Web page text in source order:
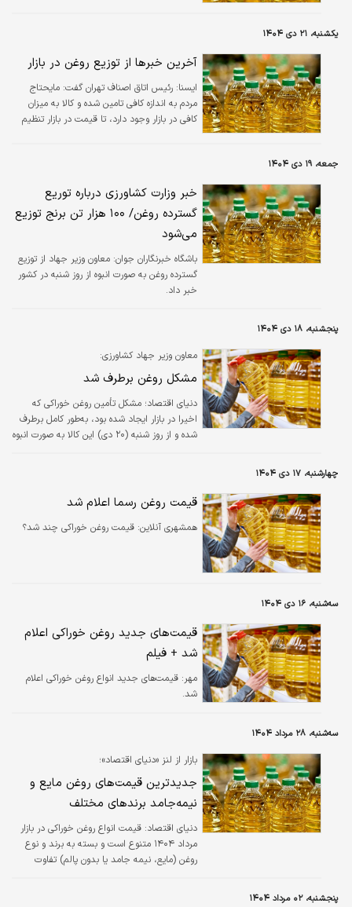
یکشنبه، ۲۱ دی ۱۴۰۴
آخرین خبرها از توزیع روغن در بازار
ايسنا: رئیس اتاق اصناف تهران گفت: مایحتاج
مردم به اندازه کافی تامین شده و کالا به میزان
کافی در بازار وجود دارد، تا قیمت در بازار تنظیم
جمعه، ۱۹ دی ۱۴۰۴
خبر وزارت کشاورزی درباره توریع
گسترده روغن/ ۱۰۰ هزار تن برنج توزیع
می‌شود
باشگاه خبرنگاران جوان: معاون وزیر جهاد از توزیع
گسترده روغن به صورت انبوه از روز شنبه در کشور
خبر داد.
پنجشنبه، ۱۸ دی ۱۴۰۴
معاون وزیر جهاد کشاورزی:
مشکل روغن برطرف شد
دنیای اقتصاد؛ مشکل تأمین روغن خوراکی که
اخیرا در بازار ایجاد شده بود، به‌طور کامل برطرف
شده و از روز شنبه (۲۰ دی) این کالا به صورت انبوه
چهارشنبه، ۱۷ دی ۱۴۰۴
قیمت روغن رسما اعلام شد
همشهری آنلاین: قیمت روغن خوراکی چند شد؟
سه‌شنبه، ۱۶ دی ۱۴۰۴
قیمت‌های جدید روغن خوراکی اعلام
شد + فیلم
مهر: قیمت‌های جدید انواع روغن خوراکی اعلام
شد.
سه‌شنبه، ۲۸ مرداد ۱۴۰۴
بازار از لنز «دنیای اقتصاد»؛
جدیدترین قیمت‌های روغن مایع و
نیمه‌جامد برندهای مختلف
دنیای اقتصاد: قیمت انواع روغن خوراکی در بازار
مرداد ۱۴۰۴ متنوع است و بسته به برند و نوع
روغن (مایع، نیمه جامد یا بدون پالم) تفاوت
پنجشنبه، ۰۲ مرداد ۱۴۰۴